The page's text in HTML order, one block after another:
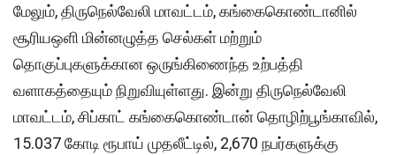
மேலும், திருநெல்வேலி மாவட்டம், கங்கைகொண்டானில்
சூரியஒளி மின்னழுத்த செல்கள் மற்றும்
தொகுப்புகளுக்கான ஒருங்கிணைந்த உற்பத்தி
வளாகத்தையும் நிறுவியுள்ளது. இன்று திருநெல்வேலி
மாவட்டம், சிப்காட் கங்கைகொண்டான் தொழிற்பூங்காவில்,
15.037 கோடி ரூபாய் முதலீட்டில், 2,670 நபர்களுக்கு